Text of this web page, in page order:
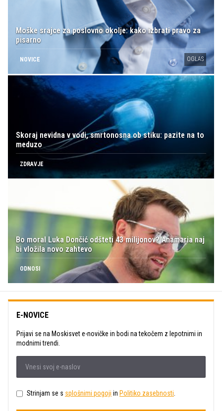
Moške srajce za poslovno okolje: kako izbrati pravo za
pisarno
NOVICE OGLAS
Skoraj nevidna v vodi, smrtonosna ob stiku: pazite na to
meduzo
ZDRAVJE
Bo moral Luka Dončić odšteti 43 milijonov? Anamaria naj
bi vložila novo zahtevo
ODNOSI
E-NOVICE
Prijavi se na Moskisvet e-novičke in bodi na tekočem z lepotnimi in
modnimi trendi.
Strinjam se s splošnimi pogoji in Politiko zasebnosti.